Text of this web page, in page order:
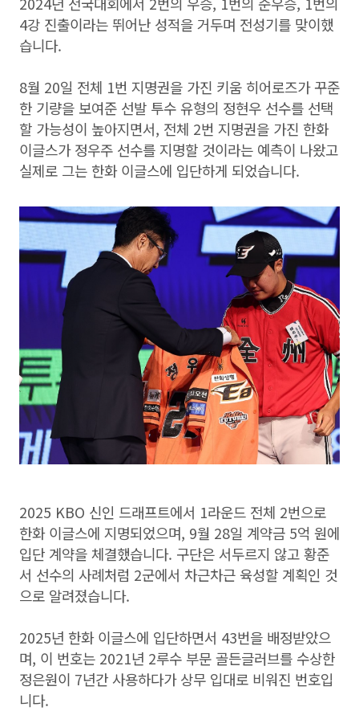
4강 진출이라는 뛰어난 성적을 거두며 전성기를 맞이했
습니다.
8월 20일 전체 1번 지명권을 가진 키움 히어로즈가 꾸준
한 기량을 보여준 선발 투수 유형의 정현우 선수를 선택
할 가능성이 높아지면서, 전체 2번 지명권을 가진 한화
이글스가 정우주 선수를 지명할 것이라는 예측이 나왔고
실제로 그는 한화 이글스에 입단하게 되었습니다.
2025 KBO 신인 드래프트에서 1라운드 전체 2번으로
한화 이글스에 지명되었으며, 9월 28일 계약금 5억 원에
입단 계약을 체결했습니다. 구단은 서두르지 않고 황준
서 선수의 사례처럼 2군에서 차근차근 육성할 계획인 것
으로 알려졌습니다.
2025년 한화 이글스에 입단하면서 43번을 배정받았으
며, 이 번호는 2021년 2루수 부문 골든글러브를 수상한
정은원이 7년간 사용하다가 상무 입대로 비워진 번호입
니다.